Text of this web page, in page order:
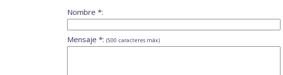
Nombre *:
Mensaje *: (500 caracteres máx)